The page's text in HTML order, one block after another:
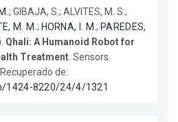
; GIBAJA, S.; ALVITES, M. S.;
M. M.; HORNA, I. M.; PAREDES,
Qhali: A Humanoid Robot for
Treatment. Sensors.
de:
1424-8220/24/4/1321